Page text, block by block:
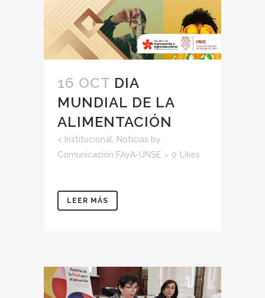
16 OCT DIA
MUNDIAL DE LA
ALIMENTACIÓN
< Institucional, Noticias by
Comunicación FAyA-UNSE
0 Likes
LEER MÁS